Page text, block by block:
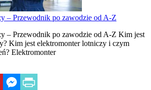
– Przewodnik po zawodzie od A-Z
– Przewodnik po zawodzie od A-Z Kim jest
Kim jest elektromonter lotniczy i czym
Elektromonter